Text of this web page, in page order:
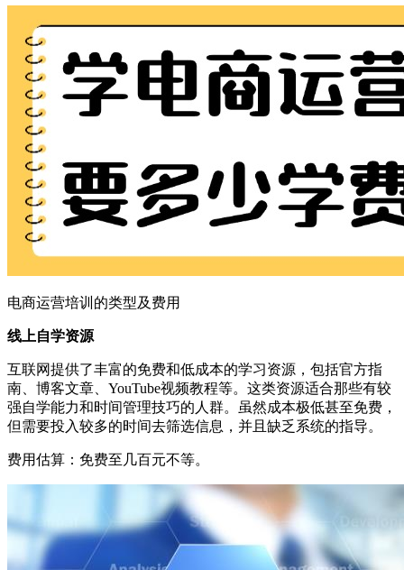
电商运营培训的类型及费用
线上自学资源
互联网提供了丰富的免费和低成本的学习资源，包括官方指
南、博客文章、YouTube视频教程等。这类资源适合那些有较
强自学能力和时间管理技巧的人群。虽然成本极低甚至免费，
但需要投入较多的时间去筛选信息，并且缺乏系统的指导。
费用估算：免费至几百元不等。